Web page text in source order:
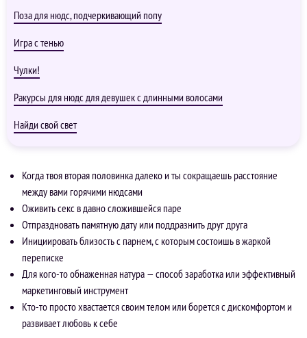
Поза для нюдс, подчеркивающий попу
Игра с тенью
Чулки!
Ракурсы для нюдс для девушек с длинными волосами
Найди свой свет
Когда твоя вторая половинка далеко и ты сокращаешь расстояние
между вами горячими нюдсами
Оживить секс в давно сложившейся паре
Отпраздновать памятную дату или поддразнить друг друга
Инициировать близость с парнем, с которым состоишь в жаркой
переписке
Для кого-то обнаженная натура — способ заработка или эффективный
маркетинговый инструмент
Кто-то просто хвастается своим телом или борется с дискомфортом и
развивает любовь к себе